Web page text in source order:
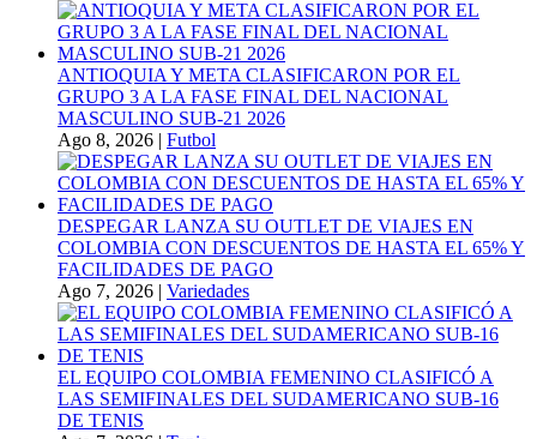
ANTIOQUIA Y META CLASIFICARON POR EL
GRUPO 3 A LA FASE FINAL DEL NACIONAL
MASCULINO SUB-21 2026
Ago 8, 2026 | Futbol
DESPEGAR LANZA SU OUTLET DE VIAJES EN
COLOMBIA CON DESCUENTOS DE HASTA EL 65% Y
FACILIDADES DE PAGO
Ago 7, 2026 | Variedades
EL EQUIPO COLOMBIA FEMENINO CLASIFICÓ A
LAS SEMIFINALES DEL SUDAMERICANO SUB-16
DE TENIS